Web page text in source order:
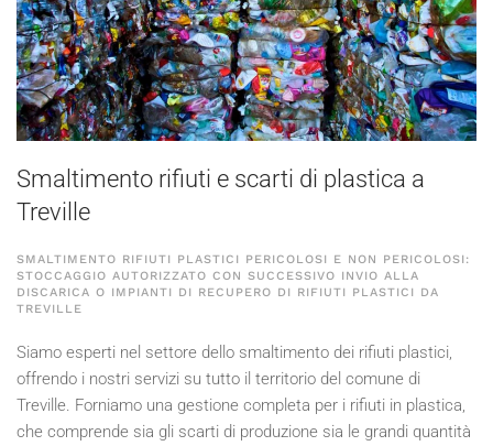
Smaltimento rifiuti e scarti di plastica a
Treville
SMALTIMENTO RIFIUTI PLASTICI PERICOLOSI E NON PERICOLOSI:
STOCCAGGIO AUTORIZZATO CON SUCCESSIVO INVIO ALLA
DISCARICA O IMPIANTI DI RECUPERO DI RIFIUTI PLASTICI DA
TREVILLE
Siamo esperti nel settore dello smaltimento dei rifiuti plastici,
offrendo i nostri servizi su tutto il territorio del comune di
Treville. Forniamo una gestione completa per i rifiuti in plastica,
che comprende sia gli scarti di produzione sia le grandi quantità